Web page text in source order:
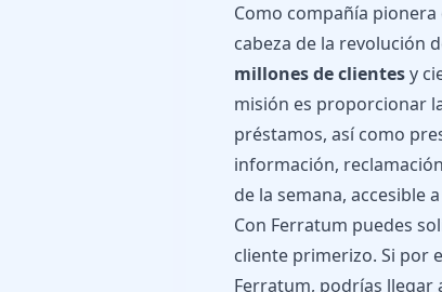
Como compañía
cabeza de la revolución
millones de clientesy
misión es proporcionar
préstamos, así como
información,
de la semana, accesible
Con Ferratum puedes
cliente primerizo. Si por
Ferratum, podrías llegar